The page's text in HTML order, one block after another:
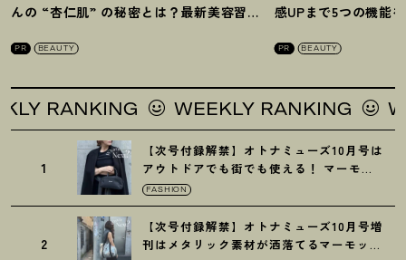
んの “杏仁肌” の秘密とは ？ 最新美容習慣
PR BEAUTY
感UPまで5つの機能
PR BEAUTY
WEEKLY RANKING
1
【次号付録解禁】オトナミューズ10月号は
アウトドアでも街でも使える ！ マーモッ
トの黒ショルダー
FASHION
2
【次号付録解禁】オトナミューズ10月号増
刊はメタリック素材が洒落てるマーモット